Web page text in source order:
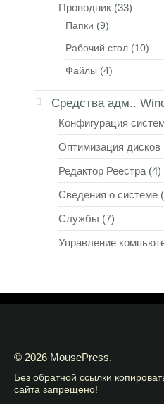
Проводник (33)
Папки (9)
Рабочий стол (10)
Файлы (4)
Средства адм..
Конфигурация
Оптимизация дисков
Редактор Реестра (4)
Сведения о системе
Службы (7)
Управление
© 2026 MousePress.
Без обратной ссылки
сайта запрещено!